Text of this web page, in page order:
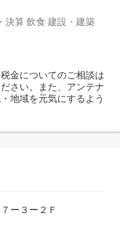
決算 飲食 建設・建築
金についてのご相談は
さい。また、アンテナ
地域を元気にするよう
ー３ー２Ｆ